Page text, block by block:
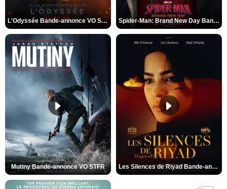
L'Odyssée Bande-annonce VO STFR Spider-Man: Brand New Day Bande-annonce VO STFR
Mutiny Bande-annonce VO STFR Les Silences de Riyad Bande-annonce VO STFR